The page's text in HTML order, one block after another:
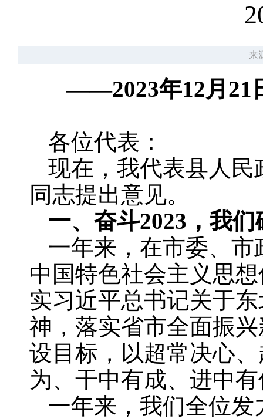
来
——2023年12月21
各位代表：
现在，我代表县人
同志提出意见。
一、奋斗2023，我
一年来，在市委、
中国特色社会主义思
实习近平总书记关于
神，落实省市全面振
设目标，以超常决心
为、干中有成、进中
一年来，我们全位